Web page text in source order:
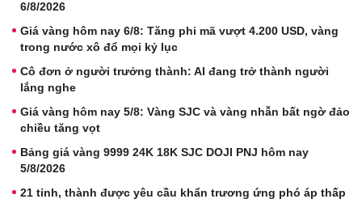
6/8/2026
Giá vàng hôm nay 6/8: Tăng phi mã vượt 4.200 USD, vàng
trong nước xô đổ mọi kỷ lục
Cô đơn ở người trưởng thành: AI đang trở thành người
lắng nghe
Giá vàng hôm nay 5/8: Vàng SJC và vàng nhẫn bất ngờ đảo
chiều tăng vọt
Bảng giá vàng 9999 24K 18K SJC DOJI PNJ hôm nay
5/8/2026
21 tỉnh, thành được yêu cầu khẩn trương ứng phó áp thấp